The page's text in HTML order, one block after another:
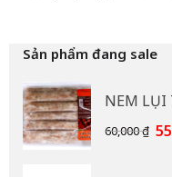
Sản phẩm đang sale
NEM LỤI
60,000₫ Giá